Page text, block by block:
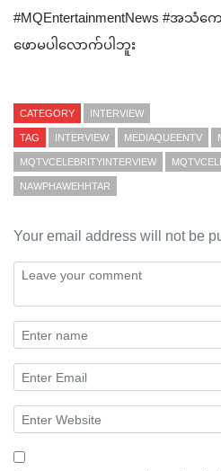
#MQEntertainmentNews #အသံ
ဖောမပါလောက်ပါဘူး
CATEGORY INTERVIEW
TAG INTERVIEW MEDIAQUEENTV
MQTVCELEBRITYINTERVIEW
NAWPHAWEHHTAR
Your email address will not be